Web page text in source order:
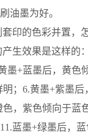
油墨为好。
印的色彩并置，
生效果是这样的
墨+蓝墨后，黄
；6.黄墨+紫墨
，紫色倾向于
蓝墨+绿墨后，